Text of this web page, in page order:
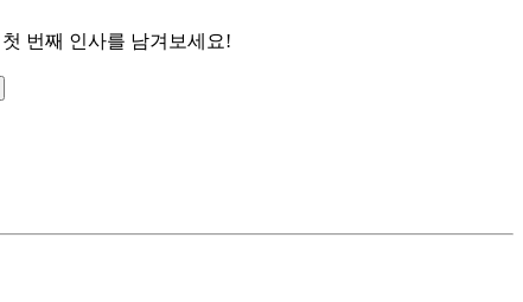
첫 번째 인사를 남겨보세요!